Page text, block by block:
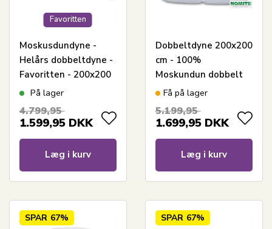
Favoritten
Moskusdundyne -
Helårs dobbeltdyne -
Favoritten - 200x200
cm - Bedste dundyne
På lager
4.799,95
1.599,95 DKK
Læg i kurv
Dobbeltdyne 200x200
cm - 100%
Moskundun dobbelt
helårs dyne - Borg
Få på lager
5.199,95
1.699,95 DKK
Læg i kurv
SPAR 67% SPAR 67%